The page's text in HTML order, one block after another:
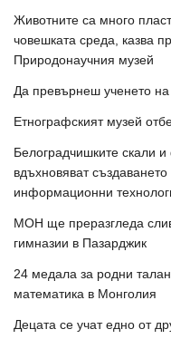
Животните са много
човешката среда, казва
Природонаучния музей
Да превърнеш ученето
Етнографският музей
Белоградчишките скали
вдъхновяват
информационни
МОН ще преразгледа
гимназии в Пазарджик
24 медала за родни
математика в Монголия
Децата се учат едно от